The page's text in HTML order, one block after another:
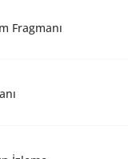
Fragmanı